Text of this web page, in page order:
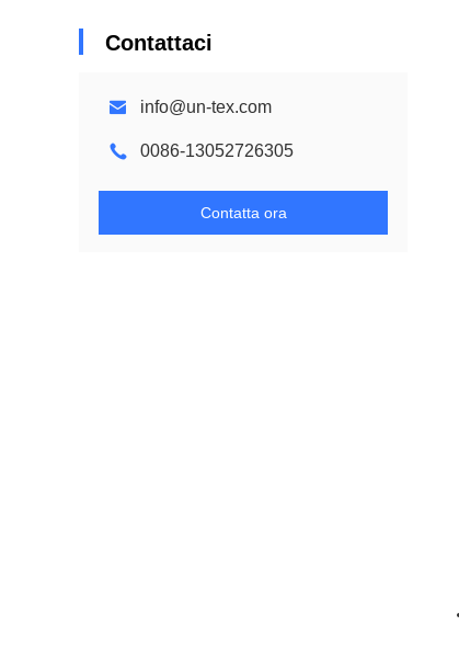
Contattaci
info@un-tex.com
0086-13052726305
Contatta ora